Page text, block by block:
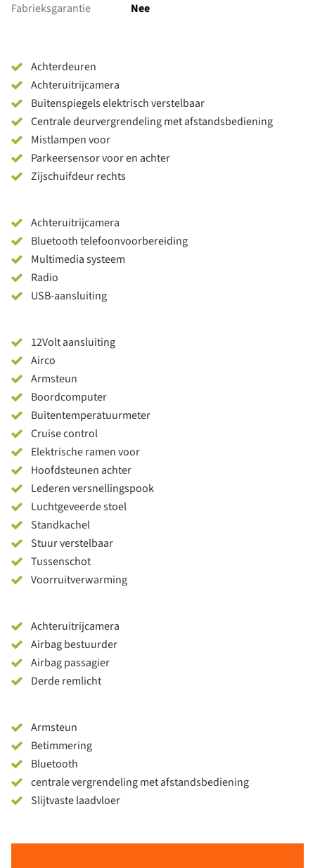
Fabrieksgarantie Nee
Achterdeuren
Achteruitrijcamera
Buitenspiegels elektrisch verstelbaar
Centrale deurvergrendeling met afstandsbediening
Mistlampen voor
Parkeersensor voor en achter
Zijschuifdeur rechts
Achteruitrijcamera
Bluetooth telefoonvoorbereiding
Multimedia systeem
Radio
USB-aansluiting
12Volt aansluiting
Airco
Armsteun
Boordcomputer
Buitentemperatuurmeter
Cruise control
Elektrische ramen voor
Hoofdsteunen achter
Lederen versnellingspook
Luchtgeveerde stoel
Standkachel
Stuur verstelbaar
Tussenschot
Voorruitverwarming
Achteruitrijcamera
Airbag bestuurder
Airbag passagier
Derde remlicht
Armsteun
Betimmering
Bluetooth
centrale vergrendeling met afstandsbediening
Slijtvaste laadvloer